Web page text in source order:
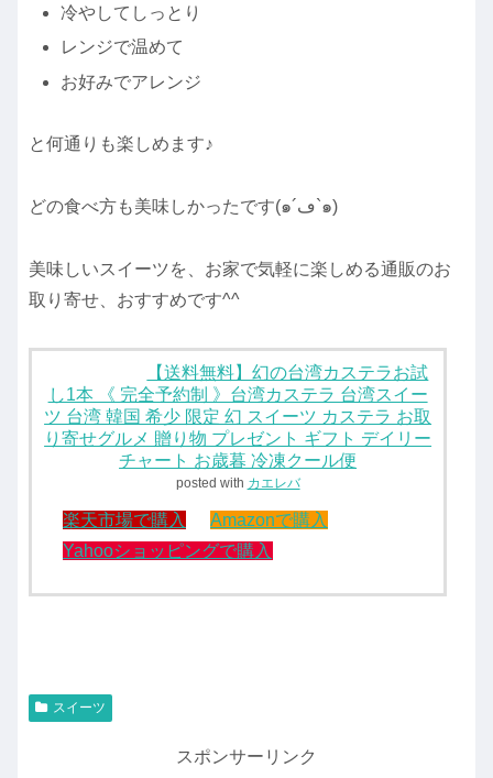
冷やしてしっとり
レンジで温めて
お好みでアレンジ
と何通りも楽しめます♪
どの食べ方も美味しかったです(๑´ڡ`๑)
美味しいスイーツを、お家で気軽に楽しめる通販のお
取り寄せ、おすすめです^^
【送料無料】幻の台湾カステラお試
し1本 《 完全予約制 》台湾カステラ 台湾スイー
ツ 台湾 韓国 希少 限定 幻 スイーツ カステラ お取
り寄せグルメ 贈り物 プレゼント ギフト デイリー
チャート お歳暮 冷凍クール便
posted with カエレバ
楽天市場で購入
Amazonで購入
Yahooショッピングで購入
スイーツ
スポンサーリンク